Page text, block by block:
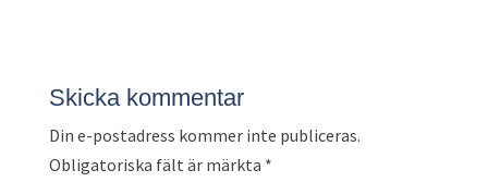
Skicka kommentar
Din e-postadress kommer inte publiceras.
Obligatoriska fält är märkta *